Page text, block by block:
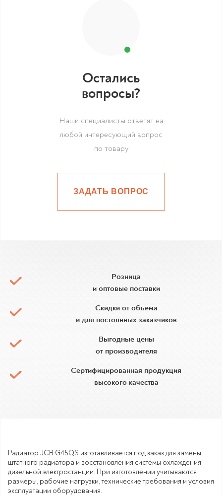
Остались
вопросы?
Наши специалисты ответят на
любой интересующий вопрос
по товару
ЗАДАТЬ ВОПРОС
Розница
и оптовые поставки
Скидки от объема
и для постоянных заказчиков
Выгодные цены
от производителя
Сертифицированная продукция
высокого качества
Радиатор JCB G45QS изготавливается под заказ для замены
штатного радиатора и восстановления системы охлаждения
дизельной электростанции. При изготовлении учитываются
размеры, рабочие нагрузки, технические требования и условия
эксплуатации оборудования.